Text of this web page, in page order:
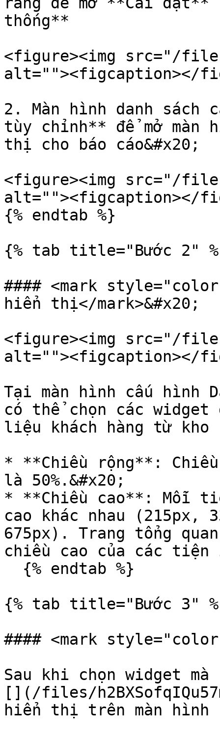
thống**
<figure><img src="/files/
alt=""><figcaption></
2. Màn hình danh sách
tùy chỉnh** để mở màn
thị cho báo cáo&#x20;
<figure><img src="/files/
alt=""><figcaption></
{% endtab %}
{% tab title="Bước 2"
#### <mark
hiển thị</mark>&#x20;
<figure><img src="/files/
alt=""><figcaption></
Tại màn hình cấu hình
có thể chọn các widget
liệu khách hàng từ kho
* **Chiều rộng**:
là 50%.&#x20;
* **Chiều cao**: Mỗi
cao khác nhau (215px,
675px). Trang tổng
chiều cao của các tiện
{% tab title="Bước 3"
#### <mark
Sau khi chọn widget
[](/files/
hiển thị trên màn hình